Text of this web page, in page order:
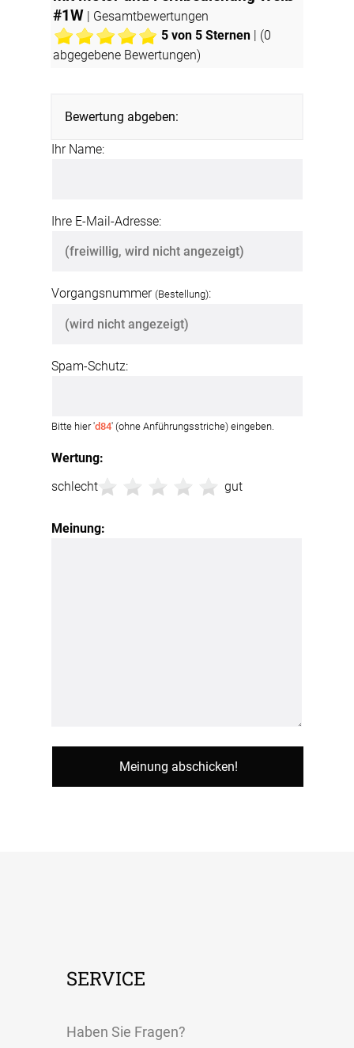
#1W | Gesamtbewertungen
5 von 5 Sternen | (0
abgegebene Bewertungen)
Bewertung abgeben:
Wertung:
schlecht
gut
Meinung:
Ihr Name:
Ihre E-Mail-Adresse:
Vorgangsnummer (Bestellung):
Spam-Schutz:
Bitte hier 'd84' (ohne Anführungsstriche) eingeben.
SERVICE
Haben Sie Fragen?